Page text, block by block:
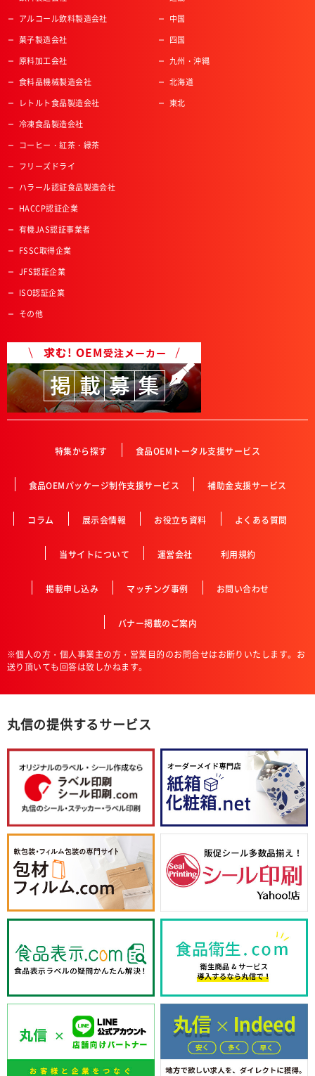
アルコール飲料製造会社
菓子製造会社
原料加工会社
食料品機械製造会社
レトルト食品製造会社
冷凍食品製造会社
コーヒー・紅茶・緑茶
フリーズドライ
ハラール認証食品製造会社
HACCP認証企業
有機JAS認証事業者
FSSC取得企業
JFS認証企業
ISO認証企業
その他
中国
四国
九州・沖縄
北海道
東北
特集から探す 食品OEMトータル支援サービス
食品OEMパッケージ制作支援サービス 補助金支援サービス
コラム 展示会情報 お役立ち資料 よくある質問
当サイトについて 運営会社 利用規約
掲載申し込み マッチング事例 お問い合わせ
バナー掲載のご案内
※個人の方・個人事業主の方・営業目的のお問合せはお断りいたします。お
送り頂いても回答は致しかねます。
丸信の提供するサービス